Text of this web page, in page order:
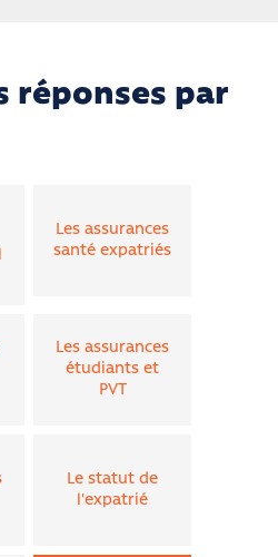
réponses par
Les assurances
santé expatriés
Les assurances
étudiants et
PVT
Le statut de
l'expatrié